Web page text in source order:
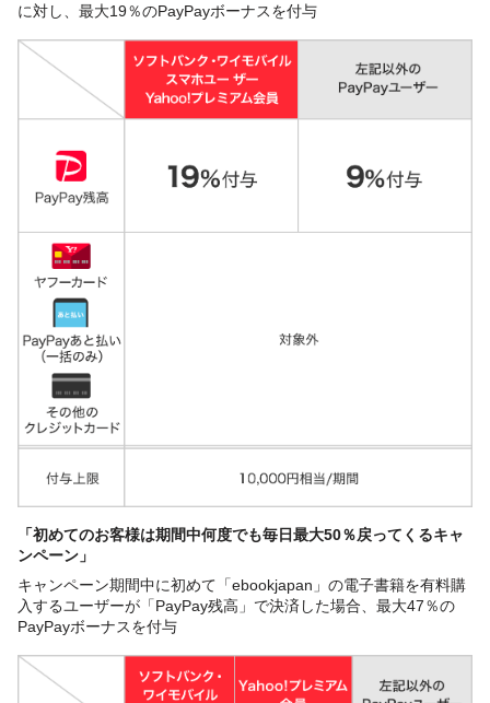
に対し、最大19％のPayPayボーナスを付与
「初めてのお客様は期間中何度でも毎日最大50％戻ってくるキャ
ンペーン」
キャンペーン期間中に初めて「ebookjapan」の電子書籍を有料購
入するユーザーが「PayPay残高」で決済した場合、最大47％の
PayPayボーナスを付与